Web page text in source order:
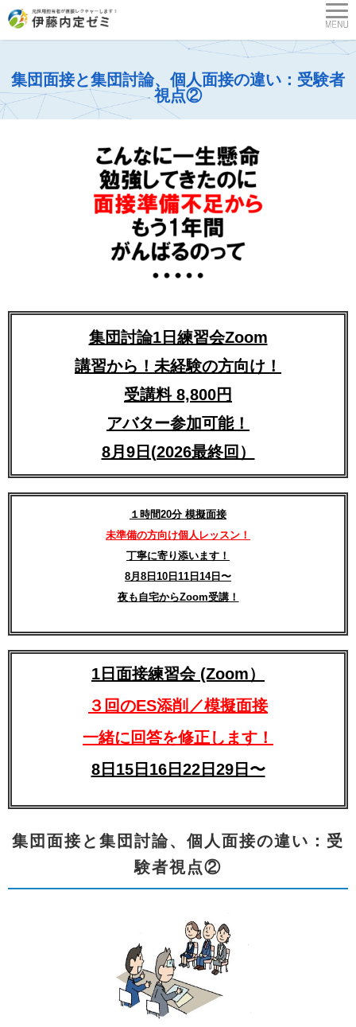
集団面接と集団討論、個人面接の違い：受験者
視点②
集団討論1日練習会Zoom
講習から！未経験の方向け！
受講料 8,800円
アバター参加可能！
8月9日(2026最終回）
１時間20分 模擬面接
未準備の方向け個人レッスン！
丁寧に寄り添います！
8月8日10日11日14日〜
夜も自宅からZoom受講！
1日面接練習会 (Zoom）
３回のES添削／模擬面接
一緒に回答を修正します！
8日15日16日22日29日〜
集団面接と集団討論、個人面接の違い：受
験者視点②